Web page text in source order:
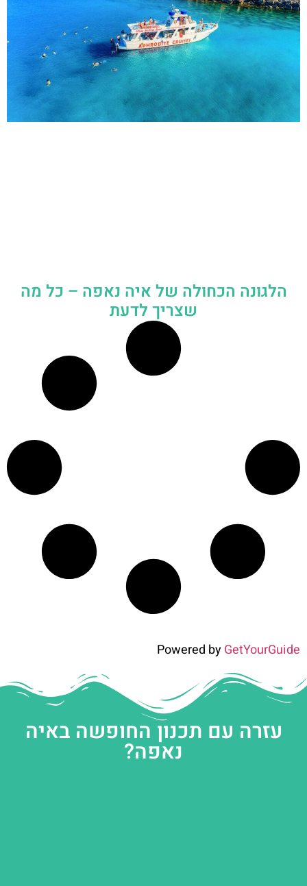
הלגונה הכחולה של איה נאפה – כל מה
שצריך לדעת
Powered byGetYourGuide
עזרה עם תכנון החופשה באיה
נאפה?